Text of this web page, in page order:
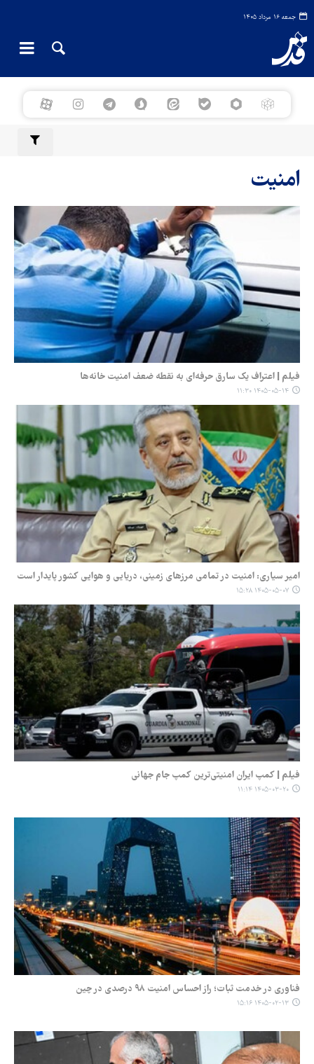
جمعه ۱۶ مرداد ۱۴۰۵
امنیت
فیلم | اعتراف یک سارق حرفه‌ای به نقطه ضعف امنیت خانه‌ها
۱۴۰۵-۰۵-۱۴ ۱۱:۳۰
امیر سیاری: امنیت در تمامی مرزهای زمینی، دریایی و هوایی کشور پایدار است
۱۴۰۵-۰۵-۰۷ ۱۵:۲۸
فیلم | کمپ ایران امنیتی‌ترین کمپ جام جهانی
۱۴۰۵-۰۳-۲۰ ۱۱:۱۴
فناوری در خدمت ثبات؛ راز احساس امنیت ۹۸ درصدی در چین
۱۴۰۵-۰۲-۱۳ ۱۵:۱۶